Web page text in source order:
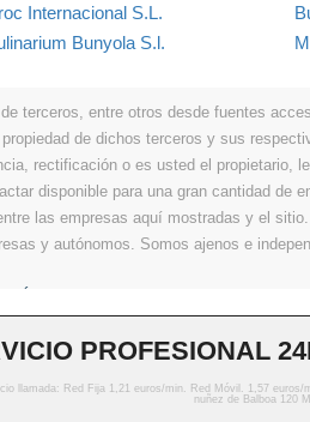
Internacional S.L.
Bunyola S.l.
terceros, entre otros desde fuentes
de dichos terceros y sus
rectificación o es usted el propietario,
disponible para una gran cantidad
las empresas aquí mostradas y el
y autónomos. Somos ajenos e
© Copyright 2013 - 2026
PROFESIONAL
llamada: Red Fija 1,21 euros/min. Red Móvil. 1,57
nuñez de Balboa 120